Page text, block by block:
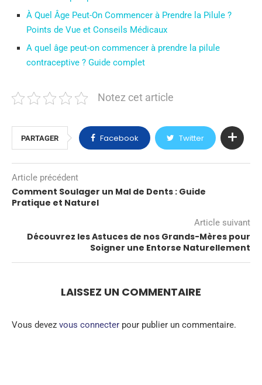
À Quel Âge Peut-On Commencer à Prendre la Pilule ?
Points de Vue et Conseils Médicaux
A quel âge peut-on commencer à prendre la pilule
contraceptive ? Guide complet
Notez cet article
PARTAGER Facebook Twitter
Article précédent
Comment Soulager un Mal de Dents : Guide
Pratique et Naturel
Article suivant
Découvrez les Astuces de nos Grands-Mères pour
Soigner une Entorse Naturellement
LAISSEZ UN COMMENTAIRE
Vous devez vous connecter pour publier un commentaire.